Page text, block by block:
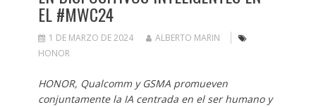
EL #MWC24
1 DE MARZO DE 2024
ALBERTO MARIN
HONOR
HONOR, Qualcomm y GSMA promueven
conjuntamente la IA centrada en el ser humano y